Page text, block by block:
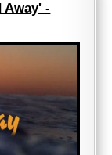
Away' -